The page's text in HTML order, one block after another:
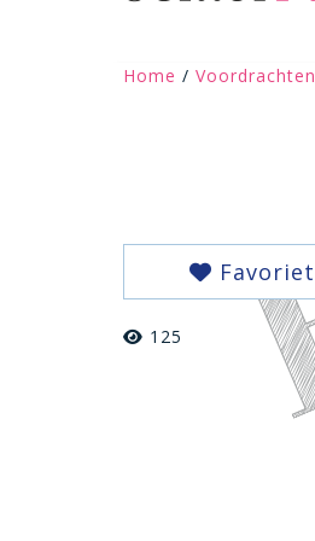
Home / Voordrachten
Favoriet
125